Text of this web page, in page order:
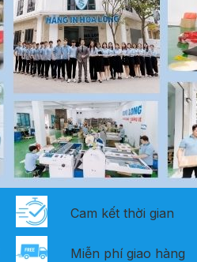
Cam kết thời gian
Miễn phí giao hàng